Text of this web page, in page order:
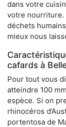
dans votre
votre nourriture.
déchets
mieux nous
cafards à
Pour tout vous
atteindre 100
espèce. Si on
rhinocéros
portentosa de